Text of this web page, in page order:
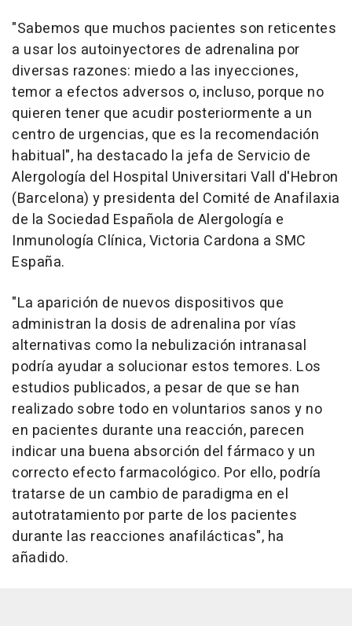
"Sabemos que muchos pacientes son reticentes
a usar los autoinyectores de adrenalina por
diversas razones: miedo a las inyecciones,
temor a efectos adversos o, incluso, porque no
quieren tener que acudir posteriormente a un
centro de urgencias, que es la recomendación
habitual", ha destacado la jefa de Servicio de
Alergología del Hospital Universitari Vall d'Hebron
(Barcelona) y presidenta del Comité de Anafilaxia
de la Sociedad Española de Alergología e
Inmunología Clínica, Victoria Cardona a SMC
España.
"La aparición de nuevos dispositivos que
administran la dosis de adrenalina por vías
alternativas como la nebulización intranasal
podría ayudar a solucionar estos temores. Los
estudios publicados, a pesar de que se han
realizado sobre todo en voluntarios sanos y no
en pacientes durante una reacción, parecen
indicar una buena absorción del fármaco y un
correcto efecto farmacológico. Por ello, podría
tratarse de un cambio de paradigma en el
autotratamiento por parte de los pacientes
durante las reacciones anafilácticas", ha
añadido.